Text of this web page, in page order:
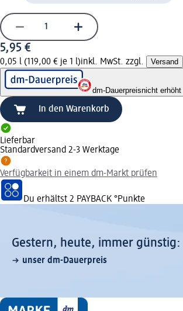
5,95 €
0,05 l (119,00 € je 1 l)inkl. MwSt. zzgl. Versand
dm-Dauerpreisnicht
In den Warenkorb
Lieferbar
Standardversand 2-3 Werktage
Verfügbarkeit in einem dm-Markt prüfen
Du erhältst 2 PAYBACK °Punkte
Gestern, heute, immer günstig:
unser dm-Dauerpreis